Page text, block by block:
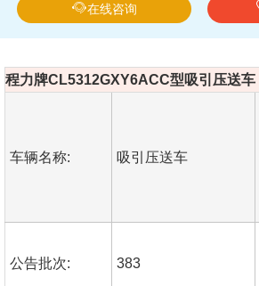
在线咨询
程力牌CL5312GXY6ACC型吸引压送车
车辆名称: 吸引压送车
公告批次: 383